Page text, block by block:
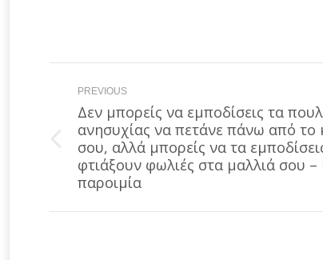
Post
navigation
PREVIOUS
Previous
post:
Δεν μπορείς να εμποδίσεις τα
ανησυχίας να πετάνε πάνω από το
σου, αλλά μπορείς να τα
φτιάξουν φωλιές στα μαλλιά σου –
παροιμία